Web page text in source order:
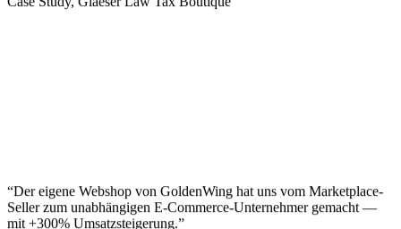
“Profis auf ihrem Gebiet. Alles wurde sehr gut und schnell erledigt.
mit +300% Umsatzsteigerung.”
G